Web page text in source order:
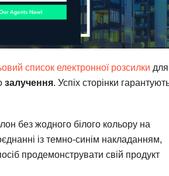
список електронної розсилки для
залучення. Успіх сторінки
без жодного білого кольору на
із темно-синім накладанням,
продемонструвати свій продукт